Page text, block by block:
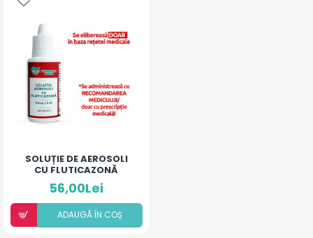
SOLUȚIE DE AEROSOLI
CU FLUTICAZONĂ
(20ML)
56,00Lei
ADAUGÃ ÎN COȘ